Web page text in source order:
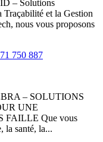
– Solutions
Traçabilité et la Gestion
nous vous proposons
750 887
– SOLUTIONS
UNE
FAILLE Que vous
la santé, la...